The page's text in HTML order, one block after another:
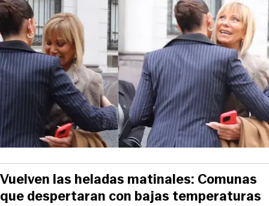
Vuelven las heladas matinales: Comunas
que despertaran con bajas temperaturas